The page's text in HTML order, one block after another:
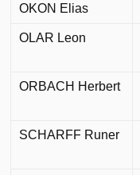
OKON Elias
OLAR Leon
ORBACH Herbert
SCHARFF Runer